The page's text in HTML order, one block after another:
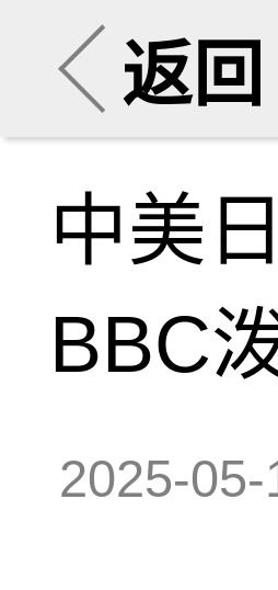
返回
中美
BBC
2025-05-